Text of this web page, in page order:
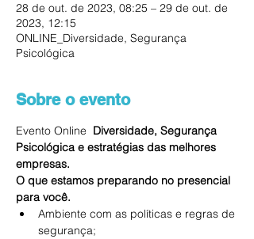
28 de out. de 2023, 08:25 – 29 de out. de
2023, 12:15
ONLINE_Diversidade, Segurança
Psicológica
Sobre o evento
Evento Online Diversidade, Segurança
Psicológica e estratégias das melhores
empresas.
O que estamos preparando no presencial
para você.
Ambiente com as políticas e regras de
segurança;